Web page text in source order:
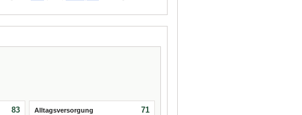
83 Alltagsversorgung 71